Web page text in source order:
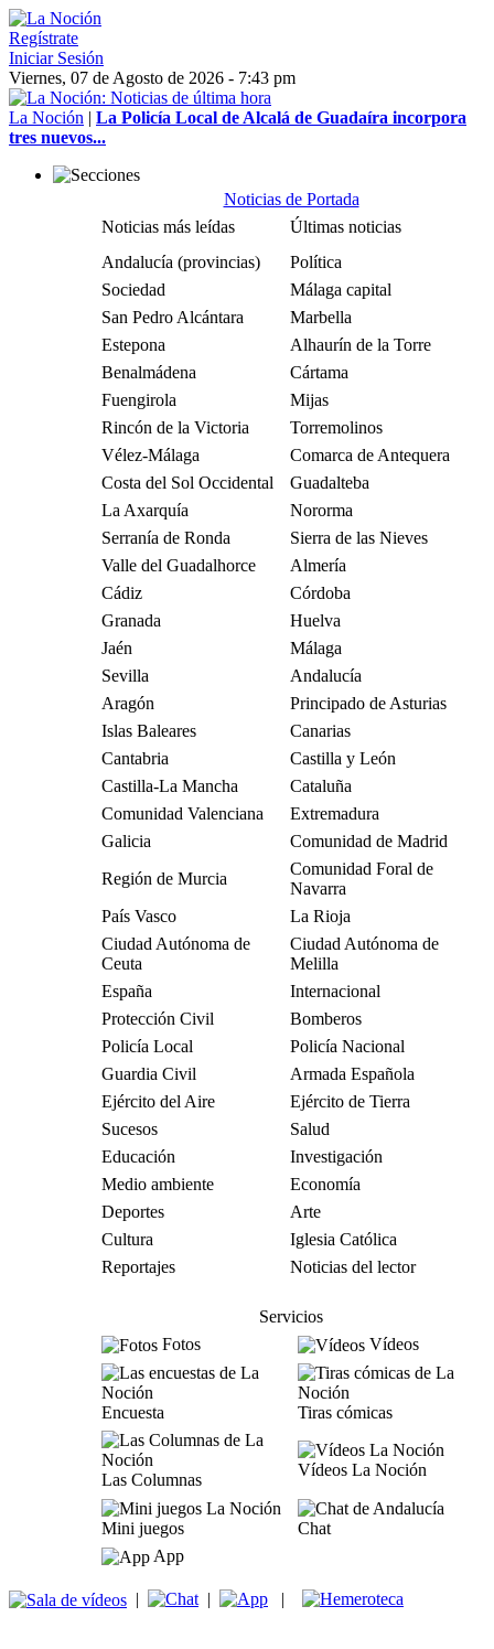
Regístrate
Iniciar Sesión
Viernes, 07 de Agosto de 2026 - 7:43 pm
La Noción | La Policía Local de Alcalá de Guadaíra incorpora
tres nuevos...
Noticias de Portada
Noticias más leídas
Últimas noticias
Andalucía (provincias)
Política
Sociedad
Málaga capital
San Pedro Alcántara
Marbella
Estepona
Alhaurín de la Torre
Benalmádena
Cártama
Fuengirola
Mijas
Rincón de la Victoria
Torremolinos
Vélez-Málaga
Comarca de Antequera
Costa del Sol Occidental
Guadalteba
La Axarquía
Nororma
Serranía de Ronda
Sierra de las Nieves
Valle del Guadalhorce
Almería
Cádiz
Córdoba
Granada
Huelva
Jaén
Málaga
Sevilla
Andalucía
Aragón
Principado de Asturias
Islas Baleares
Canarias
Cantabria
Castilla y León
Castilla-La Mancha
Cataluña
Comunidad Valenciana
Extremadura
Galicia
Comunidad de Madrid
Región de Murcia
Comunidad Foral de
Navarra
País Vasco
La Rioja
Ciudad Autónoma de
Ceuta
Ciudad Autónoma de
Melilla
España
Internacional
Protección Civil
Bomberos
Policía Local
Policía Nacional
Guardia Civil
Armada Española
Ejército del Aire
Ejército de Tierra
Sucesos
Salud
Educación
Investigación
Medio ambiente
Economía
Deportes
Arte
Cultura
Iglesia Católica
Reportajes
Noticias del lector
Servicios
Fotos
Vídeos
Encuesta Tiras cómicas
Las Columnas
Vídeos La Noción
Mini juegos
Chat
App
| | |